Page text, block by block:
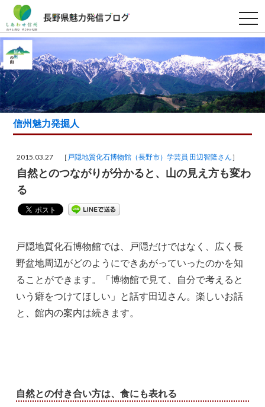
t
o
g
l
e
n
a
v
i
a
i
信州魅力発掘人
2015.03.27 ［ 戸隠地質化石博物館（長野市）学芸員 田辺智隆さん ］
自然とのつながりが分かると、山の見え方も変わ
る
戸隠地質化石博物館では、戸隠だけではなく、広く長
野盆地周辺がどのようにできあがっていったのかを知
ることができます。「博物館で見て、自分で考えると
いう癖をつけてほしい」と話す田辺さん。楽しいお話
と、館内の案内は続きます。
自然との付き合い方は、食にも表れる